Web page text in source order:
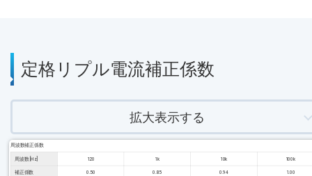
定格リプル電流補正係数
拡大表示する
周波数補正係数
周波数 [Hz] 120 1k 10k 100k
補正係数 0.50 0.85 0.94 1.00